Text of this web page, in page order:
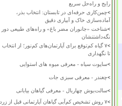
رایج و راه‌حل سریع
>چمن‌کاری حرفه‌ای در تابستان: انتخاب بذر،
آماده‌سازی خاک و آبیاری دقیق
>شناخت «جانوران مضر باغ» و راه‌های طبیعی دور
نگه‌داشتنشان
>
۷ گیاه کم‌توقع برای آپارتمان‌های کم‌نور؛ از انتخاب
تا نگهداری
>ساپوت سیاه - معرفی میوه های استوایی
>چغندر - معرفی سبزی جات
>سالت‌بوش چهاربال - معرفی گیاهان بیابانی
>
۷ روش تشخیص کم‌آبی گیاهان آپارتمانی قبل از زرد